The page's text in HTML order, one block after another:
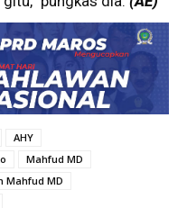
AHY
Mahfud MD
Mahfud MD